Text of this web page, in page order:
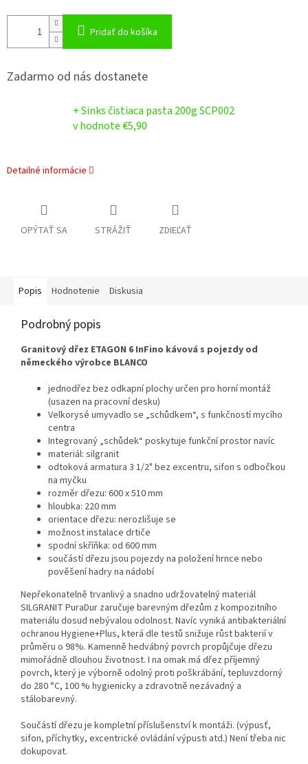
Pridať do košíka
Zadarmo od nás dostanete
+ Sinks čistiaca pasta 200g SCP002
v hodnote €5,90
Detailné informácie
OPÝTAŤ SA STRÁŽIŤ ZDIEĽAŤ
Popis Hodnotenie Diskusia
Podrobný popis
Granitový dřez ETAGON 6 InFino kávová s pojezdy od
německého výrobce BLANCO
jednodřez bez odkapní plochy určen pro horní montáž
(usazen na pracovní desku)
Velkorysé umyvadlo se „schůdkem“, s funkčností mycího
centra
Integrovaný „schůdek“ poskytuje funkční prostor navíc
materiál: silgranit
odtoková armatura 3 1/2" bez excentru, sifon s odbočkou
na myčku
rozměr dřezu: 600 x 510 mm
hloubka: 220 mm
orientace dřezu: nerozlišuje se
možnost instalace drtiče
spodní skříňka: od 600 mm
součástí dřezu jsou pojezdy na položení hrnce nebo
pověšení hadry na nádobí
Nepřekonatelně trvanlivý a snadno udržovatelný materiál
SILGRANIT PuraDur zaručuje barevným dřezům z kompozitního
materiálu dosud nebývalou odolnost. Navíc vyniká antibakteriální
ochranou Hygiene+Plus, která dle testů snižuje růst bakterií v
průměru o 98%. Kamenně hedvábný povrch propůjčuje dřezu
mimořádně dlouhou životnost. I na omak má dřez příjemný
povrch, který je výborně odolný proti poškrábání, tepluvzdorný
do 280 °C, 100 % hygienicky a zdravotně nezávadný a
stálobarevný.
Součástí dřezu je kompletní příslušenství k montáži. (výpusť,
sifon, příchytky, excentrické ovládání výpusti atd.) Není třeba nic
dokupovat.